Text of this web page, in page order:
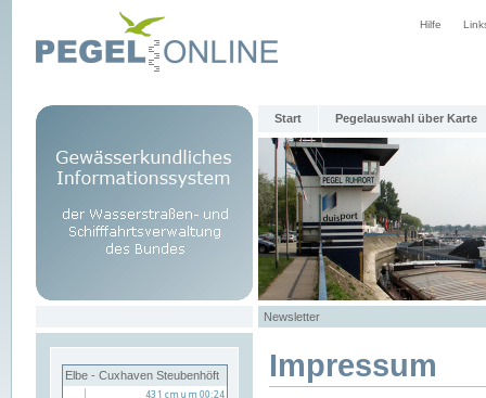
Hilfe
Start Pegelauswahl über Karte
Newsletter
Elbe - Cuxhaven Steubenhöft Impressum